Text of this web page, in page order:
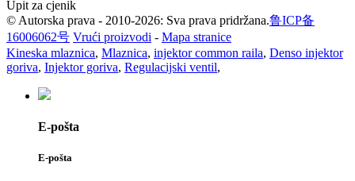
Upit za cjenik
© Autorska prava - 2010-2026: Sva prava pridržana.鲁ICP备
16006062号 Vrući proizvodi - Mapa stranice
Kineska mlaznica, Mlaznica, injektor common raila, Denso injektor
goriva, Injektor goriva, Regulacijski ventil,
E-pošta
E-pošta